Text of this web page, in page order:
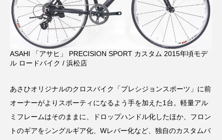
ASAHI 「アサヒ」 PRECISION SPORT カスタム 2015年頃モデ
ル ロードバイク / 浜松店
あさひオリジナルのクロスバイク「プレシジョンスポーツ」に前
オーナーがよりスポーティになるよう手を加えた1台。軽量アル
ミフレームはそのままに、ドロップハンドル化したほか、フロン
トのギアをシングルギア化、Wレバー化など、独自のカスタムバ